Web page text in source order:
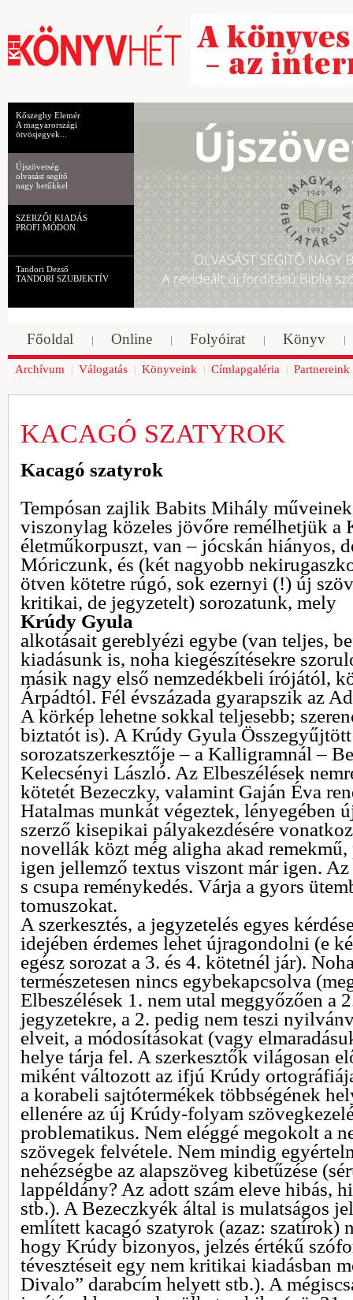
Kőszeghy Elemér
A magyarországi
ötvösjegyek...
Újszövetség
olvasást segítő
nagy betűkkel
SZERZŐI KIADÁS
PROFI MÓDON
Tandori Dezső
TANDORI SZUBJEKTÍV
Főoldal Online Folyóirat Könyv
Archívum Válogatás Könyveink Címlapgaléria Partnereink
KACAGÓ SZATYROK
Kacagó szatyrok
Tempósan zajlik Babits Mihály
viszonylag közeles jövőre remélhetjük a
életműkorpuszt, van – jócskán hiányos,
Móriczunk, és (két nagyobb
ötven kötetre rúgó, sok ezernyi (!) új
kritikai, de jegyzetelt) sorozatunk, mely
Krúdy Gyula
alkotásait gereblyézi egybe (van teljes,
kiadásunk is, noha kiegészítésekre
másik nagy első nemzedékbeli írójától,
Árpádtól. Fél évszázada gyarapszik az
A körkép lehetne sokkal teljesebb;
biztatót is). A Krúdy Gyula
sorozatszerkesztője – a Kalligramnál –
Kelecsényi László. Az Elbeszélések
kötetét Bezeczky, valamint Gaján Éva
Hatalmas munkát végeztek, lényegében
szerző kisepikai pályakezdésére
novellák közt még aligha akad
igen jellemző textus viszont már igen.
s csupa reménykedés. Várja a gyors
tomuszokat.
A szerkesztés, a jegyzetelés egyes
idejében érdemes lehet újragondolni (e
egész sorozat a 3. és 4. kötetnél jár).
természetesen nincs egybekapcsolva
Elbeszélések 1. nem utal meggyőzően a
jegyzetekre, a 2. pedig nem teszi
elveit, a módosításokat (vagy
helye tárja fel. A szerkesztők világosan
miként változott az ifjú Krúdy
a korabeli sajtótermékek többségének
ellenére az új Krúdy-folyam
problematikus. Nem eléggé megokolt a
szövegek felvétele. Nem mindig
nehézségbe az alapszöveg kibetűzése
lappéldány? Az adott szám eleve hibás,
stb.). A Bezeczkyék által is mulatságos
említett kacagó szatyrok (azaz: szatírok)
hogy Krúdy bizonyos, jelzés értékű
tévesztéseit egy nem kritikai kiadásban
Divalo” darabcím helyett stb.). A